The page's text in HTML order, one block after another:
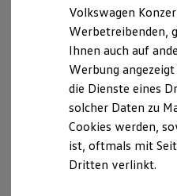
Hybridautos
Marke und Erlebnis
Volkswagen R und
R-Modelle
R Experience
Driving Experience
Volkswagen
Factory visit
T-Roc
Golf Kollektion
Unsere
Angebote
Entdecken Sie unsere
Sommer.
Nützliche
Volkswagen
Werbetreibenden,
Ihnen auch auf
Werbung
die Dienste eines
solcher Daten zu
Cookies werden,
ist, oftmals mit
Dritten verlinkt.